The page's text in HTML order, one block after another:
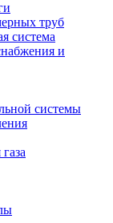
труб
система
и
системы